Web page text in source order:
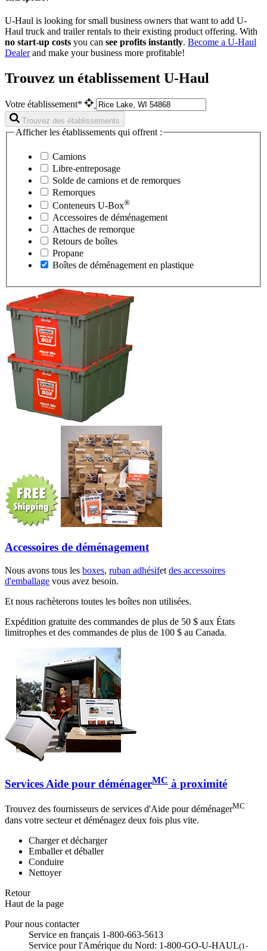
U-Haul is looking for small business owners that want to add U-
Haul truck and trailer rentals to their existing product offering. With
no start-up costs you can see profits instantly. Become a U-Haul
Dealerand make your business more profitable!
Trouvez un établissement U-Haul
Votre établissement*
Trouvez des établissements
Afficher les établissements qui offrent :
Camions
Libre-entreposage
Solde de camions et de remorques
Remorques
Conteneurs U-Box®
Accessoires de déménagement
Attaches de remorque
Retours de boîtes
Propane
Boîtes de déménagement en plastique
Accessoires de déménagement
Nous avons tous les boxes, ruban adhésifet des accessoires
d'emballage vous avez besoin.
Et nous rachèterons toutes les boîtes non utilisées.
Expédition gratuite des commandes de plus de 50 $ aux États
limitrophes et des commandes de plus de 100 $ au Canada.
Services Aide pour déménagerMC à proximité
Trouvez des fournisseurs de services d'Aide pour déménagerMC
dans votre secteur et déménagez deux fois plus vite.
Charger et décharger
Emballer et déballer
Conduire
Nettoyer
Retour
Haut de la page
Pour nous contacter
Service en français 1-800-663-5613
Service pour l'Amérique du Nord: 1-800-GO-U-HAUL(1-